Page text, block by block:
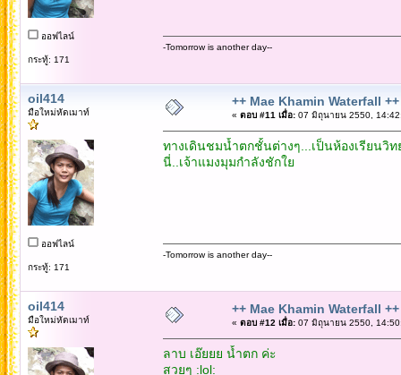
ออฟไลน์
กระทู้: 171
-Tomorrow is another day--
oil414
มือใหม่หัดเมาท์
ออฟไลน์
กระทู้: 171
++ Mae Khamin Waterfall ++
« ตอบ #11 เมื่อ:07 มิถุนายน 2550,
ทางเดินชมน้ำตกชั้นต่างๆ...เป็นห้องเรียนวิ
นี่..เจ้าแมงมุมกำลังชักใย
-Tomorrow is another day--
oil414
มือใหม่หัดเมาท์
++ Mae Khamin Waterfall ++
« ตอบ #12 เมื่อ:07 มิถุนายน 2550,
ลาบ เอ๊ยยย น้ำตก ค่ะ
สวยๆ :lol: